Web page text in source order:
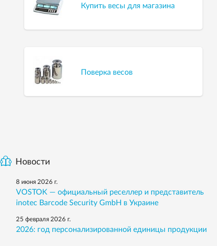
Купить весы для магазина
Поверка весов
Новости
8 июня 2026 г.
VOSTOK — официальный реселлер и представитель
inotec Barcode Security GmbH в Украине
25 февраля 2026 г.
2026: год персонализированной единицы продукции